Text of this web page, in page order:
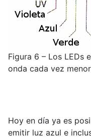
Figura 6 – Los LEDs
onda cada vez
Hoy en día ya es
emitir luz azul e